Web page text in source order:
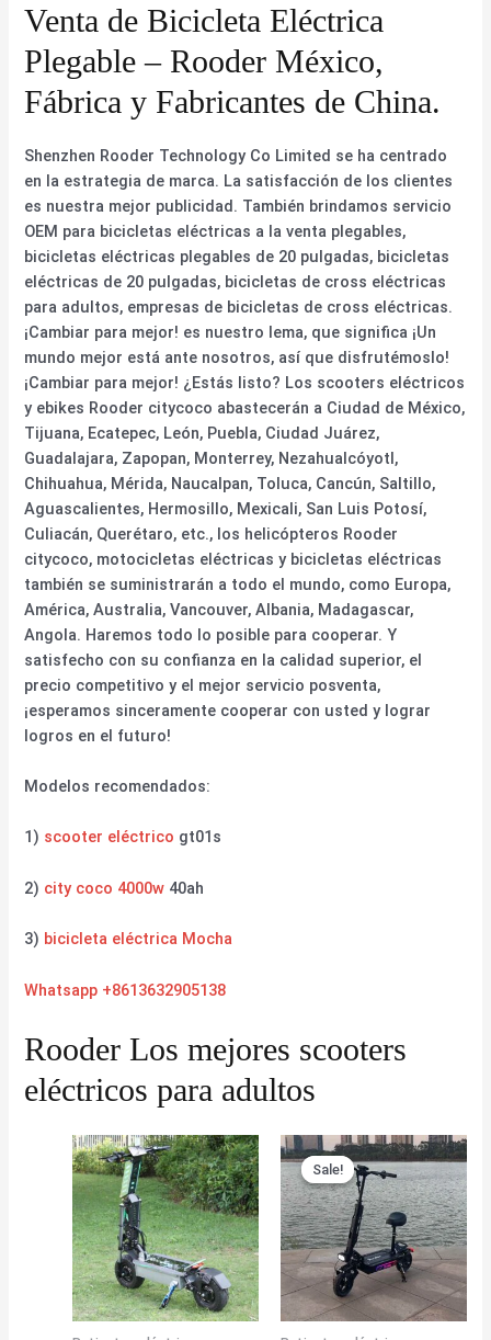
Venta de Bicicleta Eléctrica
Plegable – Rooder México,
Fábrica y Fabricantes de China.
Shenzhen Rooder Technology Co Limited se ha centrado
en la estrategia de marca. La satisfacción de los clientes
es nuestra mejor publicidad. También brindamos servicio
OEM para bicicletas eléctricas a la venta plegables,
bicicletas eléctricas plegables de 20 pulgadas, bicicletas
eléctricas de 20 pulgadas, bicicletas de cross eléctricas
para adultos, empresas de bicicletas de cross eléctricas.
¡Cambiar para mejor! es nuestro lema, que significa ¡Un
mundo mejor está ante nosotros, así que disfrutémoslo!
¡Cambiar para mejor! ¿Estás listo? Los scooters eléctricos
y ebikes Rooder citycoco abastecerán a Ciudad de México,
Tijuana, Ecatepec, León, Puebla, Ciudad Juárez,
Guadalajara, Zapopan, Monterrey, Nezahualcóyotl,
Chihuahua, Mérida, Naucalpan, Toluca, Cancún, Saltillo,
Aguascalientes, Hermosillo, Mexicali, San Luis Potosí,
Culiacán, Querétaro, etc., los helicópteros Rooder
citycoco, motocicletas eléctricas y bicicletas eléctricas
también se suministrarán a todo el mundo, como Europa,
América, Australia, Vancouver, Albania, Madagascar,
Angola. Haremos todo lo posible para cooperar. Y
satisfecho con su confianza en la calidad superior, el
precio competitivo y el mejor servicio posventa,
¡esperamos sinceramente cooperar con usted y lograr
logros en el futuro!
Modelos recomendados:
1) scooter eléctrico gt01s
2) city coco 4000w 40ah
3) bicicleta eléctrica Mocha
Whatsapp +8613632905138
Rooder Los mejores scooters
eléctricos para adultos
Sale!
Sale!